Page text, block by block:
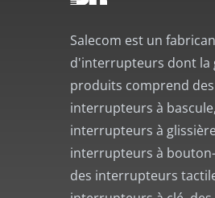
Salecom est un
d'interrupteurs dont la
produits comprend des
interrupteurs à
interrupteurs à
interrupteurs à
des interrupteurs